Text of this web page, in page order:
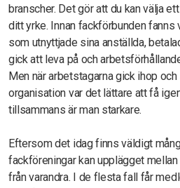
branscher. Det gör att du kan välja
ditt yrke. Innan fackförbunden fanns
som utnyttjade sina anställda,
gick att leva på och
Men när arbetstagarna gick ihop
organisation var det lättare att få
tillsammans är man starkare.
Eftersom det idag finns väldigt
fackföreningar kan upplägget
från varandra. I de flesta fall får